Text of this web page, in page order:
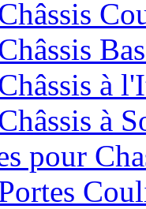
à
à
pour